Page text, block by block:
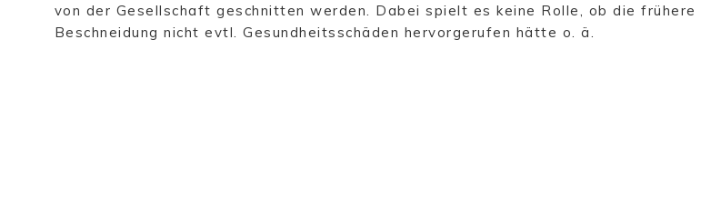
von der Gesellschaft geschnitten werden. Dabei spielt es keine Rolle, ob die frühere
Beschneidung nicht evtl. Gesundheitsschäden hervorgerufen hätte o. ä.